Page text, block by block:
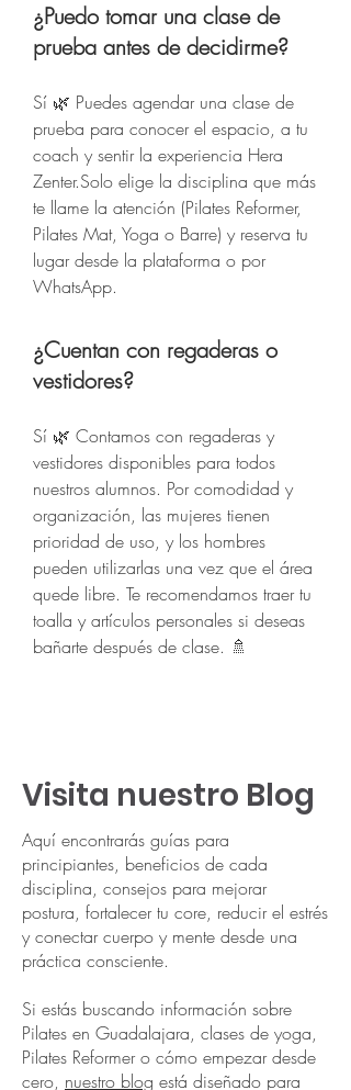
¿Puedo tomar una clase de
prueba antes de decidirme?
Sí 🌿 Puedes agendar una clase de
prueba para conocer el espacio, a tu
coach y sentir la experiencia Hera
Zenter.Solo elige la disciplina que más
te llame la atención (Pilates Reformer,
Pilates Mat, Yoga o Barre) y reserva tu
lugar desde la plataforma o por
WhatsApp.
¿Cuentan con regaderas o
vestidores?
Sí 🌿 Contamos con regaderas y
vestidores disponibles para todos
nuestros alumnos. Por comodidad y
organización, las mujeres tienen
prioridad de uso, y los hombres
pueden utilizarlas una vez que el área
quede libre. Te recomendamos traer tu
toalla y artículos personales si deseas
bañarte después de clase. 🚿
Visita nuestro Blog
Aquí encontrarás guías para
principiantes, beneficios de cada
disciplina, consejos para mejorar
postura, fortalecer tu core, reducir el estrés
y conectar cuerpo y mente desde una
práctica consciente.
Si estás buscando información sobre
Pilates en Guadalajara, clases de yoga,
Pilates Reformer o cómo empezar desde
cero, nuestro blog está diseñado para